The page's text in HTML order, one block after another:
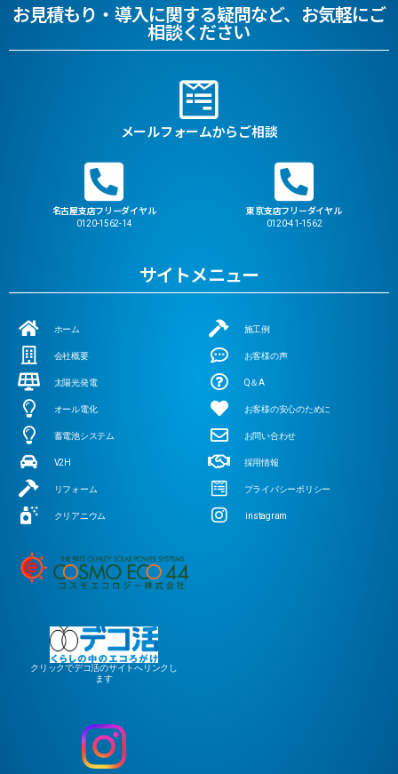
お見積もり・導入に関する疑問など、お気軽にご
相談ください
メールフォームからご相談
名古屋支店フリーダイヤル
0120-1562-14
東京支店フリーダイヤル
0120-41-1562
サイトメニュー
ホーム
会社概要
太陽光発電
オール電化
蓄電池システム
V2H
リフォーム
クリアニウム
施工例
お客様の声
Q＆A
お客様の安心のために
お問い合わせ
採用情報
プライバシーポリシー
instagram
クリックでデコ活のサイトへリンクし
ます